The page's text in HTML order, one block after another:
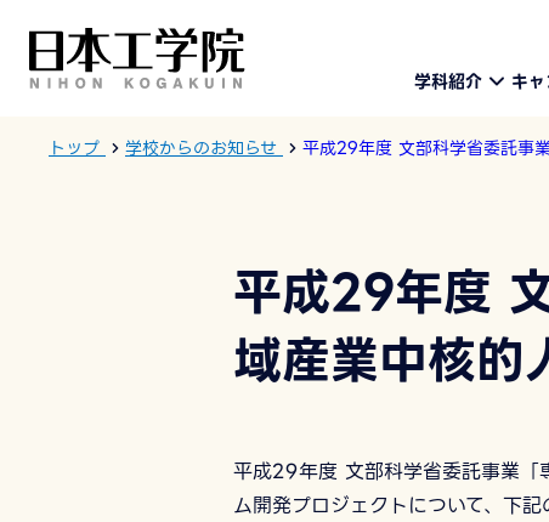
学科紹介 キ
トップ 学校からのお知らせ 平成29年度 文部科学省委託事
平成29年度
域産業中核的
平成29年度 文部科学省委託事業「
ム開発プロジェクトについて、下記